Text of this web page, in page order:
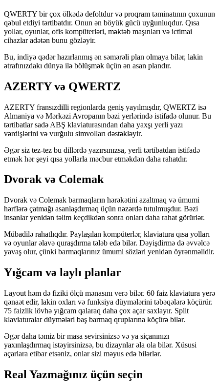
QWERTY bir çox ölkədə defoltdur və proqram təminatının çoxunun
qəbul etdiyi tərtibatdır. Onun ən böyük gücü uyğunluqdur. Qısa
yollar, oyunlar, ofis kompüterləri, məktəb maşınları və ictimai
cihazlar adətən bunu gözləyir.
Bu, indiyə qədər hazırlanmış ən səmərəli plan olmaya bilər, lakin
ətrafınızdakı dünya ilə bölüşmək üçün ən asan plandır.
AZERTY və QWERTZ
AZERTY fransızdilli regionlarda geniş yayılmışdır, QWERTZ isə
Almaniya və Mərkəzi Avropanın bəzi yerlərində istifadə olunur. Bu
tərtibatlar sadə ABŞ klaviaturasından daha yaxşı yerli yazı
vərdişlərini və vurğulu simvolları dəstəkləyir.
Əgər siz tez-tez bu dillərdə yazırsınızsa, yerli tərtibatdan istifadə
etmək hər şeyi qısa yollarla məcbur etməkdən daha rahatdır.
Dvorak və Colemak
Dvorak və Colemak barmaqların hərəkətini azaltmaq və ümumi
hərflərə çatmağı asanlaşdırmaq üçün nəzərdə tutulmuşdur. Bəzi
insanlar yenidən təlim keçdikdən sonra onları daha rahat görürlər.
Mübadilə rahatlıqdır. Paylaşılan kompüterlər, klaviatura qısa yolları
və oyunlar əlavə quraşdırma tələb edə bilər. Dəyişdirmə də əvvəlcə
yavaş olur, çünki barmaqlarınız ümumi sözləri yenidən öyrənməlidir.
Yığcam və laylı planlar
Layout həm də fiziki ölçü mənasını verə bilər. 60 faiz klaviatura yerə
qənaət edir, lakin oxları və funksiya düymələrini təbəqələrə köçürür.
75 faizlik lövhə yığcam qalaraq daha çox açar saxlayır. Split
klaviaturalar düymələri baş barmaq qruplarına köçürə bilər.
Əgər daha təmiz bir masa sevirsinizsə və ya siçanınızı
yaxınlaşdırmaq istəyirsinizsə, bu dizaynlar əla ola bilər. Xüsusi
açarlara etibar etsəniz, onlar sizi məyus edə bilərlər.
Real Yazmağınız üçün seçin